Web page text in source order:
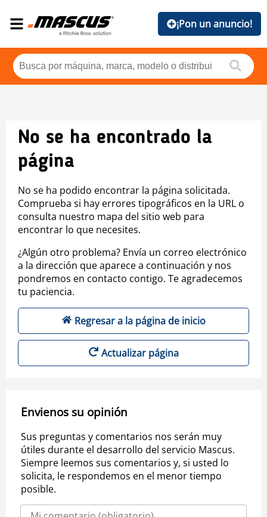
¡Pon un anuncio!
No se ha encontrado la
página
No se ha podido encontrar la página solicitada.
Comprueba si hay errores tipográficos en la URL o
consulta nuestro mapa del sitio web para
encontrar lo que necesites.
¿Algún otro problema? Envía un correo electrónico
a la dirección que aparece a continuación y nos
pondremos en contacto contigo. Te agradecemos
tu paciencia.
Regresar a la página de inicio
Actualizar página
Envienos su opinión
Sus preguntas y comentarios nos serán muy
útiles durante el desarrollo del servicio Mascus.
Siempre leemos sus comentarios y, si usted lo
solicita, le respondemos en el menor tiempo
posible.